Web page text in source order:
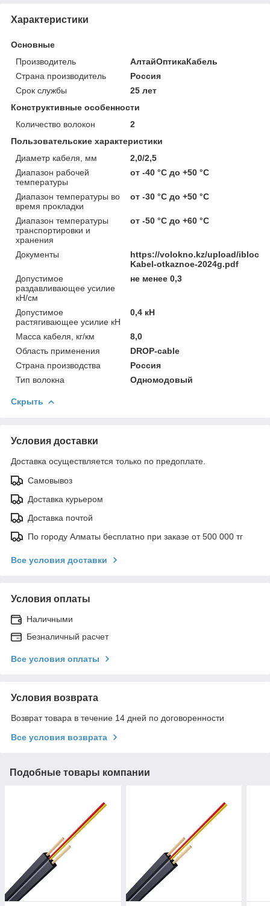
Характеристики
Основные
Производитель
АлтайОптикаКабель
Страна производитель
Россия
Срок службы
25 лет
Конструктивные особенности
Количество волокон
2
Пользовательские характеристики
Диаметр кабеля, мм
2,0/2,5
Диапазон рабочей
температуры
от -40 °C до +50 °C
Диапазон температуры во
время прокладки
от -30 °C до +50 °C
Диапазон температуры
транспортировки и
хранения
от -50 °C до +60 °C
Документы
https://volokno.kz/upload/iblock/
Kabel-otkaznoe-2024g.pdf
Допустимое
раздавливающее усилие
кН/см
не менее 0,3
Допустимое
растягивающее усилие кН
0,4 кН
Масса кабеля, кг/км
8,0
Область применения
DROP-cable
Страна производства
Россия
Тип волокна
Одномодовый
Скрыть
Условия доставки
Доставка осуществляется только по предоплате.
Самовывоз
Доставка курьером
Доставка почтой
По городу Алматы бесплатно при заказе от 500 000 тг
Все условия доставки
Условия оплаты
Наличными
Безналичный расчет
Все условия оплаты
Условия возврата
Возврат товара в течение 14 дней по договоренности
Все условия возврата
Подобные товары компании